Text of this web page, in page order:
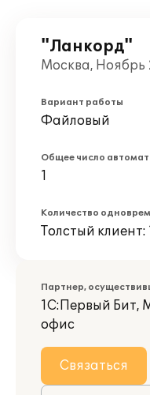
"Ланкорд"
Москва, Ноябрь
Вариант работы
Файловый
Общее число
1
Количество
Толстый клиент:
Партнер,
1С:Первый Бит,
офис
Связаться